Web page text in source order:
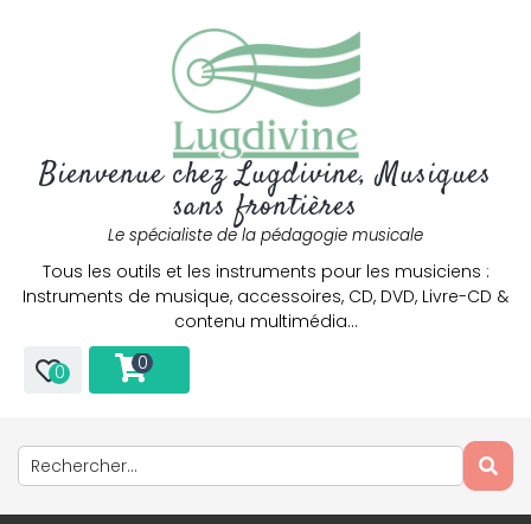
Bienvenue chez Lugdivine, Musiques
sans frontières
Le spécialiste de la pédagogie musicale
Tous les outils et les instruments pour les musiciens :
Instruments de musique, accessoires, CD, DVD, Livre-CD &
contenu multimédia…
0 0